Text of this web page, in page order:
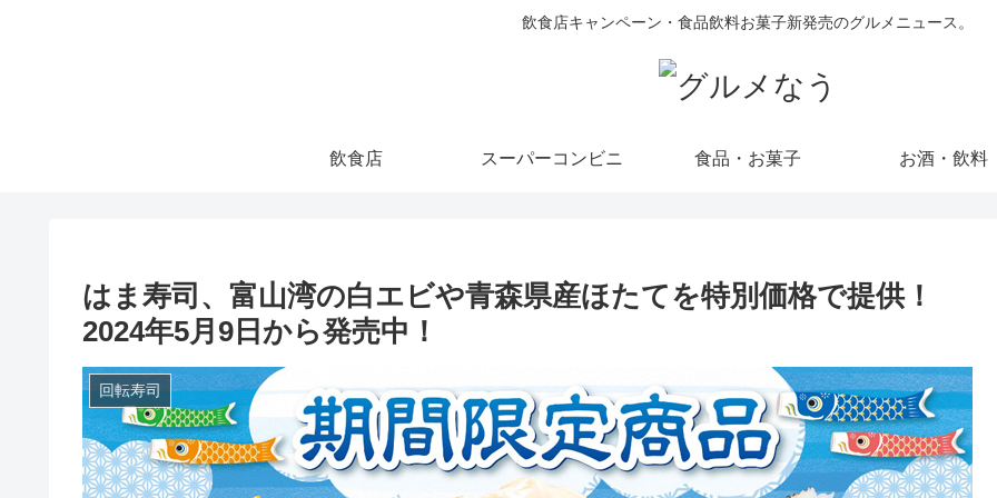
飲食店キャンペーン・食品飲料お菓子新発売のグルメニュース。
飲食店 スーパーコンビニ 食品・お菓子 お酒・飲料
はま寿司、富山湾の白エビや青森県産ほたてを特別価格で提供！
2024年5月9日から発売中！
回転寿司